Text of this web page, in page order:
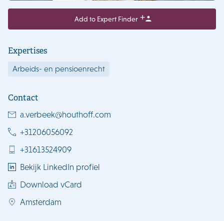
Add to Expert Finder
Expertises
Arbeids- en pensioenrecht
Contact
a.verbeek@houthoff.com
+31206056092
+31613524909
Bekijk LinkedIn profiel
Download vCard
Amsterdam